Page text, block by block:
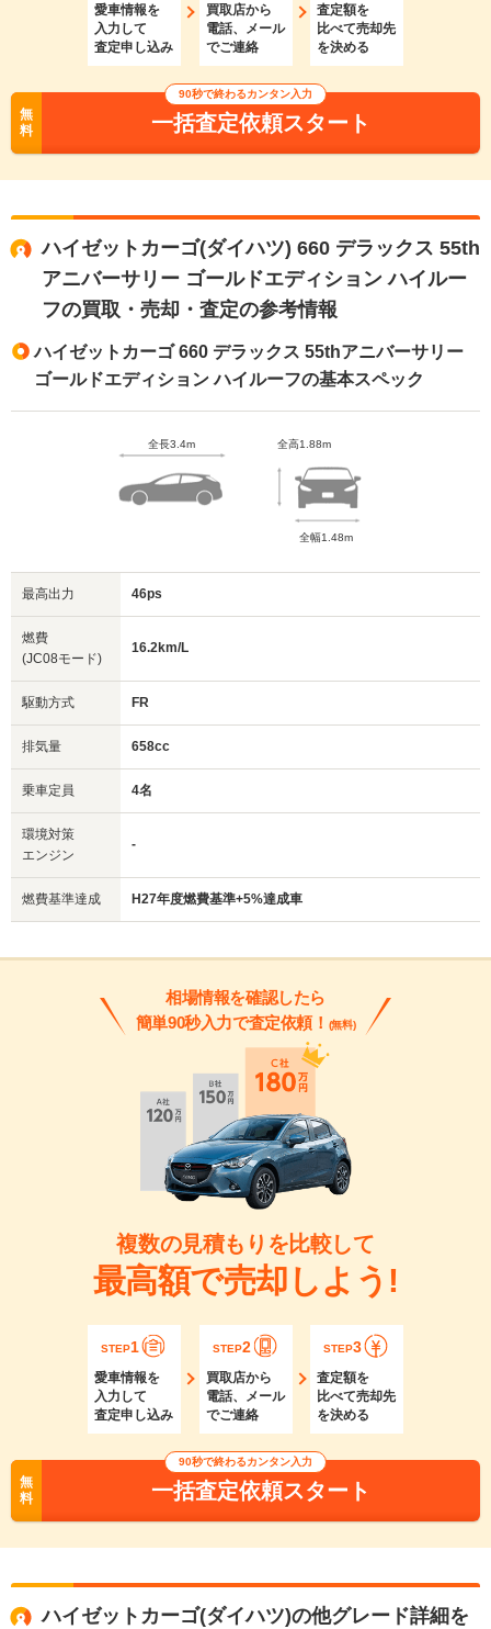
愛車情報を
入力して
査定申し込み
買取店から
電話、メール
でご連絡
査定額を
比べて売却先
を決める
無
料
90秒で終わるカンタン入力
一括査定依頼スタート
ハイゼットカーゴ(ダイハツ) 660 デラックス 55th
アニバーサリー ゴールドエディション ハイルー
フの買取・売却・査定の参考情報
ハイゼットカーゴ 660 デラックス 55thアニバーサリー
ゴールドエディション ハイルーフの基本スペック
全長3.4m 全高1.88m
全幅1.48m
最高出力 46ps
燃費
(JC08モード)
16.2km/L
駆動方式 FR
排気量 658cc
乗車定員 4名
環境対策
エンジン
-
燃費基準達成 H27年度燃費基準+5%達成車
相場情報を確認したら
簡単90秒入力で査定依頼！ (無料)
複数の見積もりを比較して
最高額で売却しよう!
STEP1
愛車情報を
入力して
査定申し込み
STEP2
買取店から
電話、メール
でご連絡
STEP3
査定額を
比べて売却先
を決める
無
料
90秒で終わるカンタン入力
一括査定依頼スタート
ハイゼットカーゴ(ダイハツ)の他グレード詳細を